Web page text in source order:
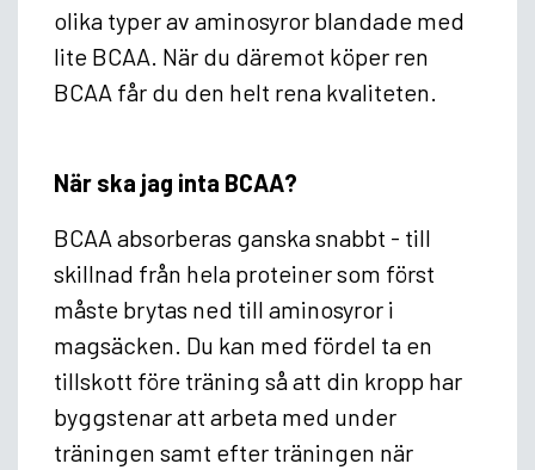
olika typer av aminosyror blandade med
lite BCAA. När du däremot köper ren
BCAA får du den helt rena kvaliteten.
När ska jag inta BCAA?
BCAA absorberas ganska snabbt - till
skillnad från hela proteiner som först
måste brytas ned till aminosyror i
magsäcken. Du kan med fördel ta en
tillskott före träning så att din kropp har
byggstenar att arbeta med under
träningen samt efter träningen när